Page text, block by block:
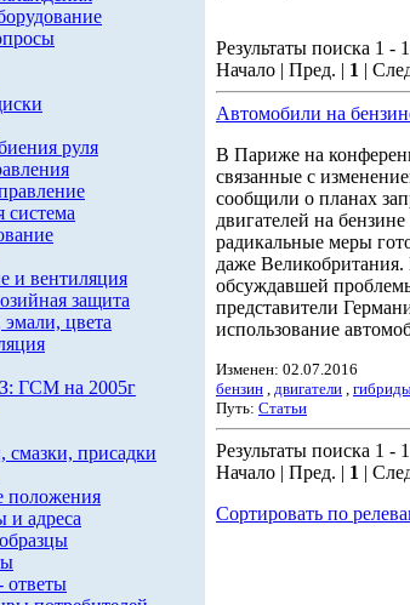
руля
система
и вентиляция
защита
цвета
ГСМ на 2005г
смазки, присадки
положения
и адреса
ответы
Результаты поиска 1 -
Начало | Пред. | 1 |
Автомобили на
В Париже на
связанные с
сообщили о планах
двигателей на
радикальные меры
даже
обсуждавшей
представители
использование
Изменен: 02.07.2016
бензин , двигатели ,
Путь: Статьи
Результаты поиска 1 -
Начало | Пред. | 1 |
Сортировать по